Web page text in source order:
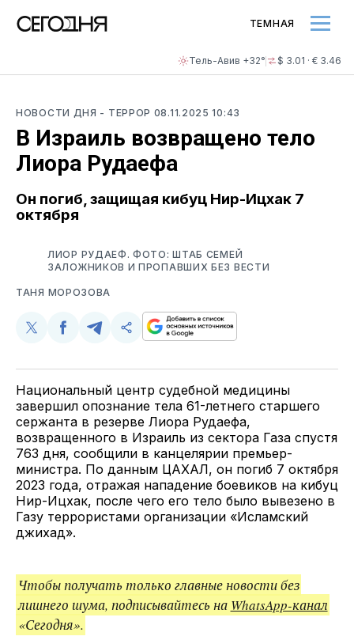
Тель-Авив +32° $ 3.01 · € 3.46
ТЕМНАЯ
НОВОСТИ ДНЯ - ТЕРРОР 08.11.2025 10:43
В Израиль возвращено тело
Лиора Рудаефа
Он погиб, защищая кибуц Нир-Ицхак 7
октября
ЛИОР РУДАЕФ. ФОТО: ШТАБ СЕМЕЙ
ЗАЛОЖНИКОВ И ПРОПАВШИХ БЕЗ ВЕСТИ
ТАНЯ МОРОЗОВА
Поделиться
Twitter
Поделиться
Facebook
Поделиться
Telegram
Скопируйте
поделитесь
Национальный центр судебной медицины
завершил опознание тела 61-летнего старшего
сержанта в резерве Лиора Рудаефа,
возвращенного в Израиль из сектора Газа спустя
763 дня, сообщили в канцелярии премьер-
министра. По данным ЦАХАЛ, он погиб 7 октября
2023 года, отражая нападение боевиков на кибуц
Нир-Ицхак, после чего его тело было вывезено в
Газу террористами организации «Исламский
джихад».
Чтобы получать только главные новости без
лишнего шума, подписывайтесь на WhatsApp-канал
«Сегодня».